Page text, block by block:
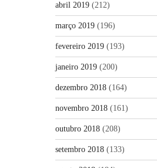
abril 2019 (212)
março 2019 (196)
fevereiro 2019 (193)
janeiro 2019 (200)
dezembro 2018 (164)
novembro 2018 (161)
outubro 2018 (208)
setembro 2018 (133)